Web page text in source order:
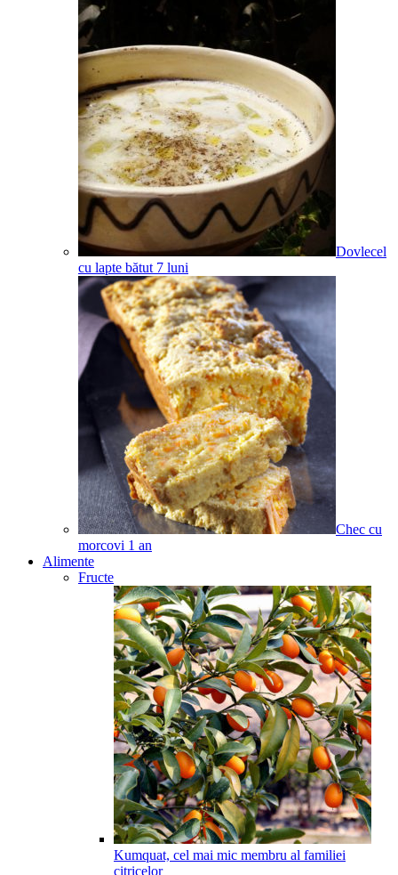
Dovlecel
cu lapte bătut 7 luni
Chec cu
morcovi 1 an
Alimente
Fructe
Kumquat, cel mai mic membru al familiei
citricelor